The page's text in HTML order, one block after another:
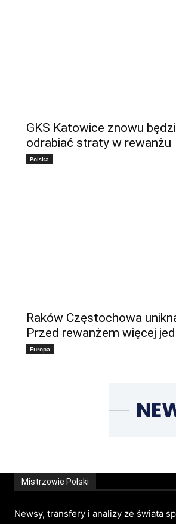
GKS Katowice znowu
odrabiać straty w rewanżu
Polska
Raków Częstochowa
Przed rewanżem więcej
Europa
Mistrzowie Polski
Newsy, transfery i analizy ze świata